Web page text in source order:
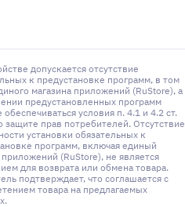
допускается отсутствие
к предустановке программ, в том
магазина приложений (RuStore), а
предустановленных программ
обеспечиваться условия п. 4.1 и 4.2 ст.
защите прав потребителей. Отсутствие
установки обязательных к
программ, включая единый
приложений (RuStore), не является
для возврата или обмена товара.
подтверждает, что соглашается с
товара на предлагаемых